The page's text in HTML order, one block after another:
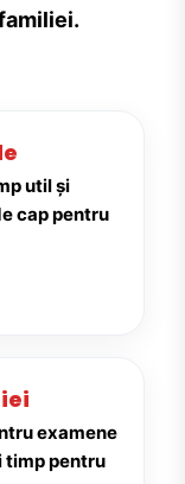
util și
cap pentru
examene
timp pentru